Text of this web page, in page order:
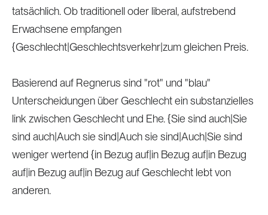
tatsächlich. Ob traditionell oder liberal, aufstrebend
Erwachsene empfangen
{Geschlecht|Geschlechtsverkehr|zum gleichen Preis.
Basierend auf Regnerus sind "rot" und "blau"
Unterscheidungen über Geschlecht ein substanzielles
link zwischen Geschlecht und Ehe. {Sie sind auch|Sie
sind auch|Auch sie sind|Auch sie sind|Auch|Sie sind
weniger wertend {in Bezug auf|in Bezug auf|in Bezug
auf|in Bezug auf|in Bezug auf Geschlecht lebt von
anderen.